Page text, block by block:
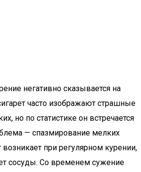
негативно сказывается на
часто изображают страшные
но по статистике он встречается
— спазмирование мелких
при регулярном курении,
сосуды. Со временем сужение